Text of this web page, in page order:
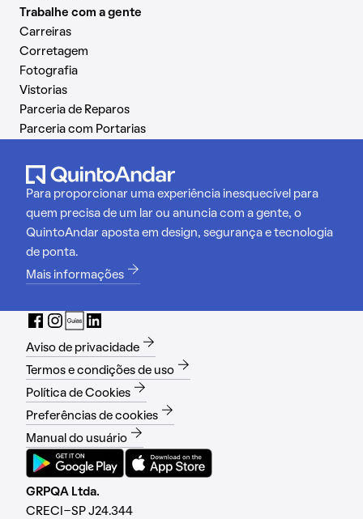
Trabalhe com a gente
Carreiras
Corretagem
Fotografia
Vistorias
Parceria de Reparos
Parceria com Portarias
Para proporcionar uma experiência inesquecível para
quem precisa de um lar ou anuncia com a gente, o
QuintoAndar aposta em design, segurança e tecnologia
de ponta.
Mais informações
Aviso de privacidade
Termos e condições de uso
Política de Cookies
Preferências de cookies
Manual do usuário
GRPQA Ltda.
CRECI-SP J24.344